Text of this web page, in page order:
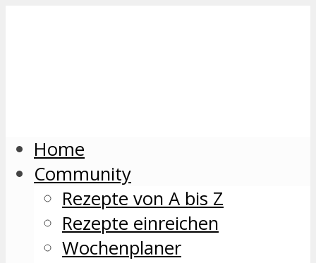
Home
Community
Rezepte von A bis Z
Rezepte einreichen
Wochenplaner